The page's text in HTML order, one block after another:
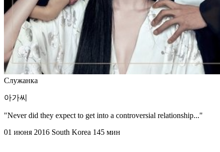
Служанка
아가씨
"Never did they expect to get into a controversial relationship..."
01 июня 2016 South Korea 145 мин